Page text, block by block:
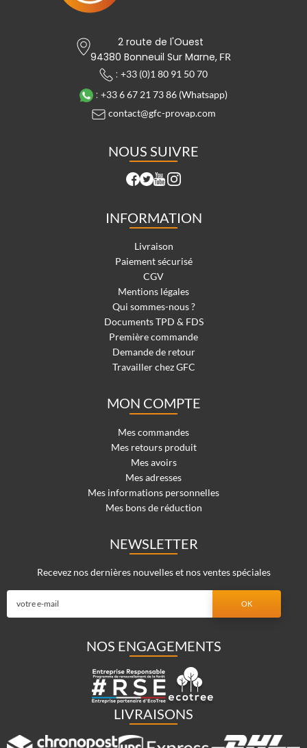
2 route de l'Ouest
94380 Bonneuil Sur Marne,FR
: +33 (0)1 80 91 50 70
: +33 6 67 21 73 86 (Whatsapp)
contact@gfc-provap.com
NOUS SUIVRE
INFORMATION
Livraison
Paiement sécurisé
CGV
Mentions légales
Qui sommes-nous ?
Documents TPD & FDS
Première commande
Demande de retour
Travailler chez GFC
MON COMPTE
Mes commandes
Mes retours produit
Mes avoirs
Mes adresses
Mes informations personnelles
Mes bons de réduction
NEWSLETTER
Recevez nos dernières nouvelles et nos ventes spéciales
NOS ENGAGEMENTS
LIVRAISONS